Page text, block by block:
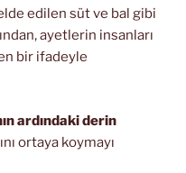
edilen süt ve bal gibi
ayetlerin insanları
bir ifadeyle
ardındaki derin
ortaya koymayı